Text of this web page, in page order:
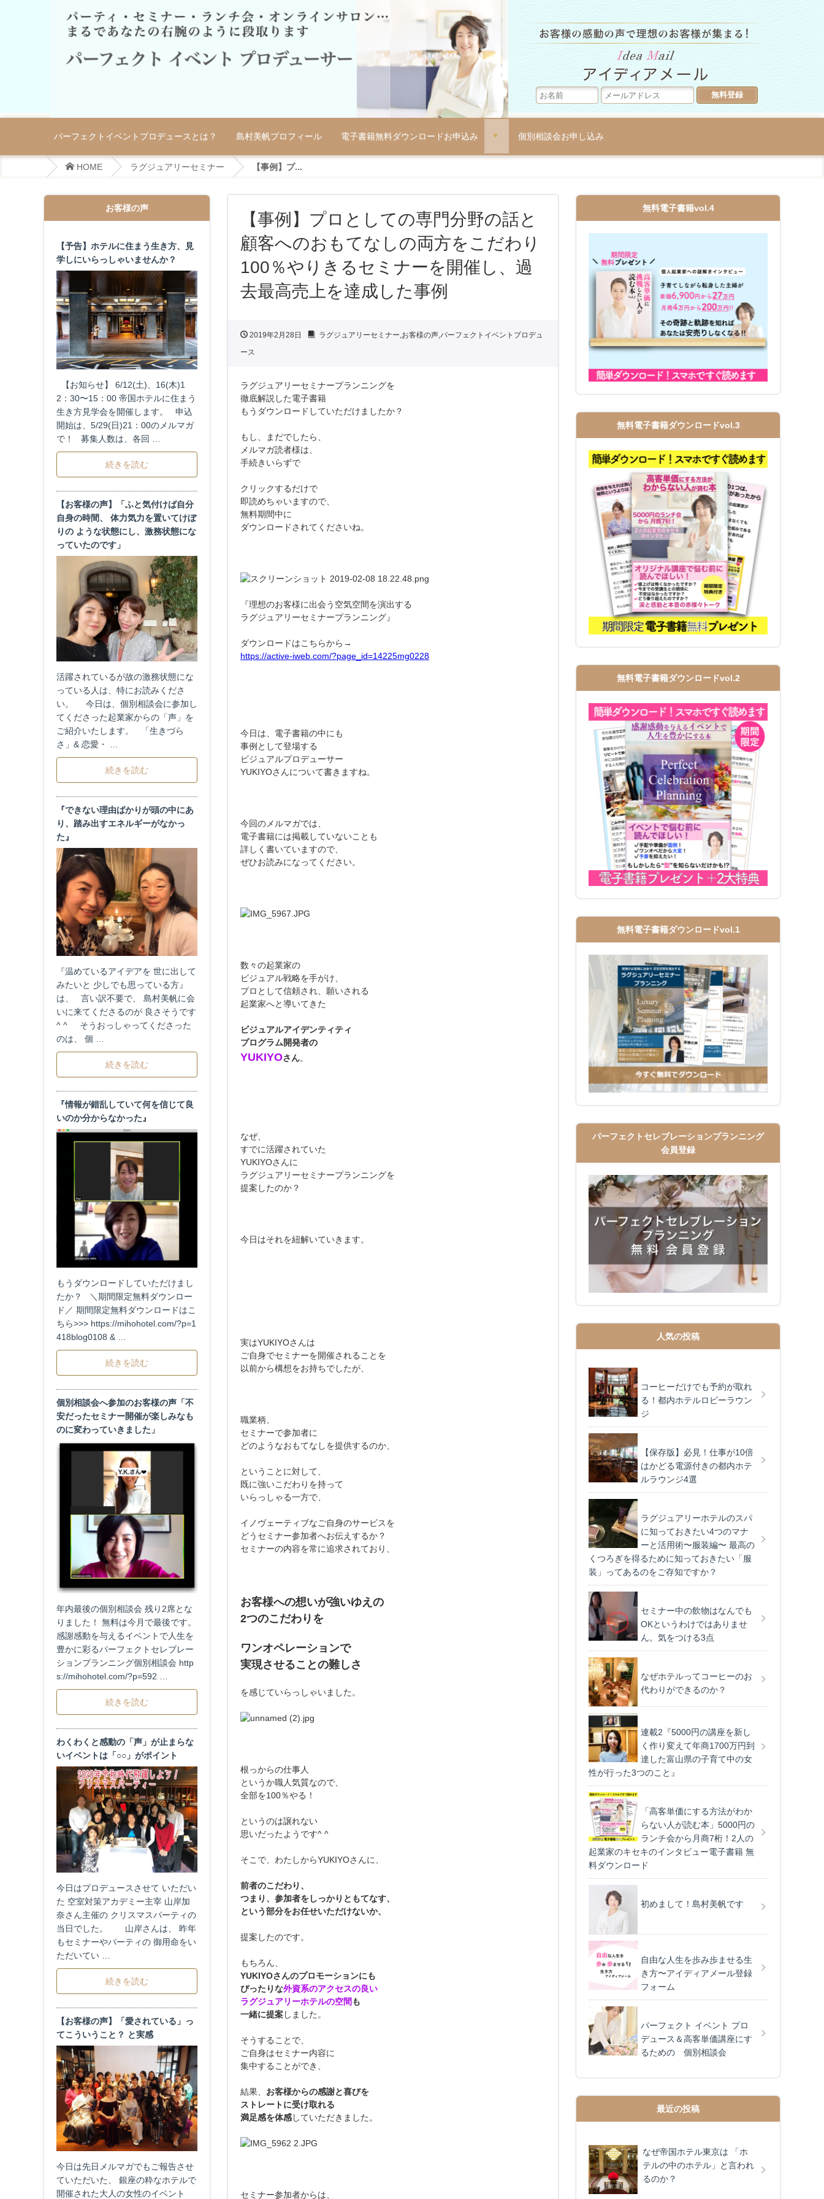
パーフェクトイベントプロデュースとは？ 島村美帆プロフィール 電子書籍無料ダウンロードお申込み d 個別相談会お申し込み
HOME ラグジュアリーセミナー 【事例】プ...
【事例】プロとしての専門分野の話と
顧客へのおもてなしの両方をこだわり
100％やりきるセミナーを開催し、過
去最高売上を達成した事例
2019年2月28日 ラグジュアリーセミナー,お客様の声,パーフェクトイベントプロデュ
ース
ラグジュアリーセミナープランニングを
徹底解説した電子書籍
もうダウンロードしていただけましたか？
もし、まだでしたら、
メルマガ読者様は、
手続きいらずで
クリックするだけで
即読めちゃいますので、
無料期間中に
ダウンロードされてくださいね。
『理想のお客様に出会う空気空間を演出する
ラグジュアリーセミナープランニング』
ダウンロードはこちらから →
https://active-iweb.com/?page_id=14225mg0228
今日は、電子書籍の中にも
事例として登場する
ビジュアルプロデューサー
YUKIYOさんについて書きますね。
今回のメルマガでは、
電子書籍には掲載していないことも
詳しく書いていますので、
ぜひお読みになってください。
数々の起業家の
ビジュアル戦略を手がけ、
プロとして信頼され、 願いされる
起業家へと導いてきた
ビジュアルアイデンティティ
プログラム開発者の
YUKIYOさん。
なぜ、
すでに活躍されていた
YUKIYOさんに
ラグジュアリーセミナープランニングを
提案したのか？
今日はそれを紐解いていきます。
実はYUKIYOさんは
ご自身でセミナーを開催されることを
以前から構想をお持ちでしたが、
職業柄、
セミナーで参加者に
どのようなおもてなしを提供するのか、
ということに対して、
既に強いこだわりを持って
いらっしゃる一方で、
イノヴェーティブなご自身のサービスを
どうセミナー参加者へお伝えするか？
セミナーの内容を常に追求されており、
お客様への想いが強いゆえの
2つのこだわりを
ワンオペレーションで
実現させることの難しさ
を感じていらっしゃいました。
根っからの仕事人
というか職人気質なので、
全部を100％やる！
というのは譲れない
思いだったようです^ ^
そこで、わたしからYUKIYOさんに、
前者のこだわり、
つまり、参加者をしっかりともてなす、
という部分をお任せいただけないか、
提案したのです。
もちろん、
YUKIYOさんのプロモーションにも
ぴったりな外資系のアクセスの良い
ラグジュアリーホテルの空間 も
一緒に提案しました。
そうすることで、
ご自身はセミナー内容に
集中することができ、
結果、 お客様からの感謝と喜びを
ストレートに受け取れる
満足感を体感していただきました。
セミナー参加者からは、
お客様の声
【予告】ホテルに住まう生き方、見
学しにいらっしゃいませんか？
【お知らせ】 6/12(土)、16(木)1
2：30〜15：00 帝国ホテルに住まう
生き方見学会を開催します。 申込
開始は、5/29(日)21：00のメルマガ
で！ 募集人数は、各回 …
続きを読む
【お客様の声】「ふと気付けば自分
自身の時間、 体力気力を置いてけぼ
りの ような状態にし、激務状態にな
っていたのです」
活躍されているが故の激務状態にな
っている人は、特にお読みくださ
い。 今日は、個別相談会に参加し
てくださった起業家からの「声」を
ご紹介いたします。 「生きづら
さ」& 恋愛・ …
続きを読む
『できない理由ばかりが頭の中にあ
り、踏み出すエネルギーがなかっ
た』
『温めているアイデアを 世に出して
みたいと 少しでも思っている方』
は、 言い訳不要で、 島村美帆に会
いに来てくださるのが 良さそうです
^ ^ そうおっしゃってくださった
のは、 個 …
続きを読む
『情報が錯乱していて何を信じて良
いのか分からなかった』
もうダウンロードしていただけまし
たか？ ＼期間限定無料ダウンロー
ド／ 期間限定無料ダウンロードはこ
ちら>>> https://mihohotel.com/?p=1
418blog0108 & …
続きを読む
個別相談会へ参加のお客様の声「不
安だったセミナー開催が楽しみなも
のに変わっていきました」
年内最後の個別相談会 残り2席とな
りました！ 無料は今月で最後です。
感謝感動を与えるイベントで人生を
豊かに彩るパーフェクトセレブレー
ションプランニング個別相談会 http
s://mihohotel.com/?p=592 …
続きを読む
わくわくと感動の「声」が止まらな
いイベントは「○○」がポイント
今日はプロデュースさせて いただい
た 空室対策アカデミー主宰 山岸加
奈さん主催の クリスマスパーティの
当日でした。 山岸さんは、 昨年
もセミナーやパーティの 御用命をい
ただいてい …
続きを読む
【お客様の声】「愛されている」っ
てこういうこと？ と実感
今日は先日メルマガでもご報告させ
ていただいた、 銀座の粋なホテルで
開催された大人の女性のイベント
無料電子書籍vol.4
無料電子書籍ダウンロードvol.3
無料電子書籍ダウンロードvol.2
無料電子書籍ダウンロードvol.1
パーフェクトセレブレーションプランニング
会員登録
人気の投稿
コーヒーだけでも予約が取れ
る！都内ホテルロビーラウン
ジ
【保存版】必見！仕事が10倍
はかどる電源付きの都内ホテ
ルラウンジ4選
ラグジュアリーホテルのスパ
に知っておきたい4つのマナ
ーと活用術〜服装編〜 最高の
くつろぎを得るために知っておきたい「服
装」ってあるのをご存知ですか？
セミナー中の飲物はなんでも
OKというわけではありませ
ん。気をつける3点
なぜホテルってコーヒーのお
代わりができるのか？
連載2『5000円の講座を新し
く作り変えて年商1700万円到
達した富山県の子育て中の女
性が行った3つのこと』
「高客単価にする方法がわか
らない人が読む本」5000円の
ランチ会から月商7桁！2人の
起業家のキセキのインタビュー電子書籍 無
料ダウンロード
初めまして！島村美帆です
自由な人生を歩み歩ませる生
き方〜アイディアメール登録
フォーム
パーフェクト イベント プロ
デュース＆高客単価講座にす
るための 個別相談会
最近の投稿
なぜ帝国ホテル東京は 「ホ
テルの中のホテル」と言われ
るのか？